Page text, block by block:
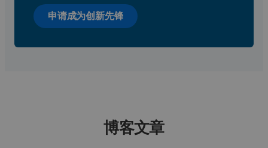
申请成为创新先锋
博客文章